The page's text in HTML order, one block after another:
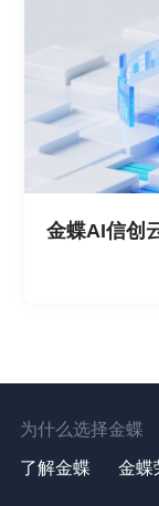
金蝶AI信创
为什么选择金蝶
了解金蝶 金蝶